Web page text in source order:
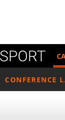
CONFERENCE L.